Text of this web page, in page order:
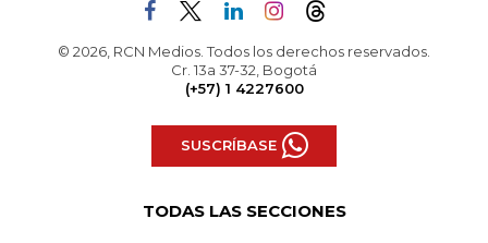
© 2026, RCN Medios. Todos los derechos reservados.
Cr. 13a 37-32, Bogotá
(+57) 1 4227600
SUSCRÍBASE
TODAS LAS SECCIONES